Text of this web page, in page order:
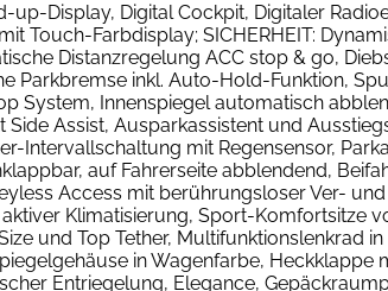
up-Display, Digital Cockpit, Digitaler
Touch-Farbdisplay; SICHERHEIT:
Distanzregelung ACC stop & go,
Parkbremse inkl. Auto-Hold-Funktion,
System, Innenspiegel automatisch
Assist, Ausparkassistent und
Intervallschaltung mit Regensensor,
auf Fahrerseite abblendend,
Access mit berührungsloser Ver-
Klimatisierung, Sport-Komfortsitze
und Top Tether, Multifunktionslenkrad
in Wagenfarbe,
Entriegelung, Elegance,